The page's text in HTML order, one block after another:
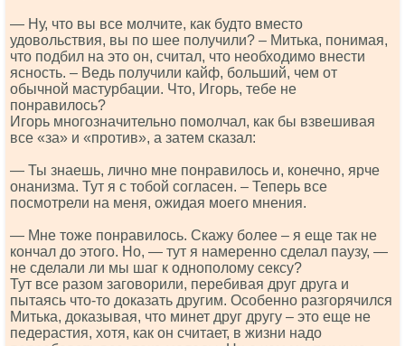
— Ну, что вы все молчите, как будто вместо
удовольствия, вы по шее получили? – Митька, понимая,
что подбил на это он, считал, что необходимо внести
ясность. – Ведь получили кайф, больший, чем от
обычной мастурбации. Что, Игорь, тебе не
понравилось?
Игорь многозначительно помолчал, как бы взвешивая
все «за» и «против», а затем сказал:
— Ты знаешь, лично мне понравилось и, конечно, ярче
онанизма. Тут я с тобой согласен. – Теперь все
посмотрели на меня, ожидая моего мнения.
— Мне тоже понравилось. Скажу более – я еще так не
кончал до этого. Но, — тут я намеренно сделал паузу, —
не сделали ли мы шаг к однополому сексу?
Тут все разом заговорили, перебивая друг друга и
пытаясь что-то доказать другим. Особенно разгорячился
Митька, доказывая, что минет друг другу – это еще не
педерастия, хотя, как он считает, в жизни надо